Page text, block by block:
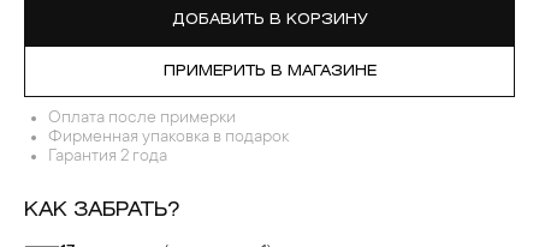
ДОБАВИТЬ В КОРЗИНУ
ПРИМЕРИТЬ В МАГАЗИНЕ
Оплата после примерки
Фирменная упаковка в подарок
Гарантия 2 года
КАК ЗАБРАТЬ?